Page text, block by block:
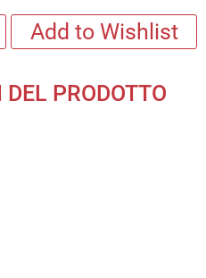
Add to Wishlist
PRODOTTO